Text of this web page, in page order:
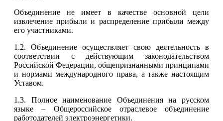
Объединение не имеет в качестве основной цели
извлечение прибыли и распределение прибыли между
его участниками.
1.2. Объединение осуществляет свою деятельность в
соответствии с действующим законодательством
Российской Федерации, общепризнанными принципами
и нормами международного права, а также настоящим
Уставом.
1.3. Полное наименование Объединения на русском
языке – Общероссийское отраслевое объединение
работодателей электроэнергетики.